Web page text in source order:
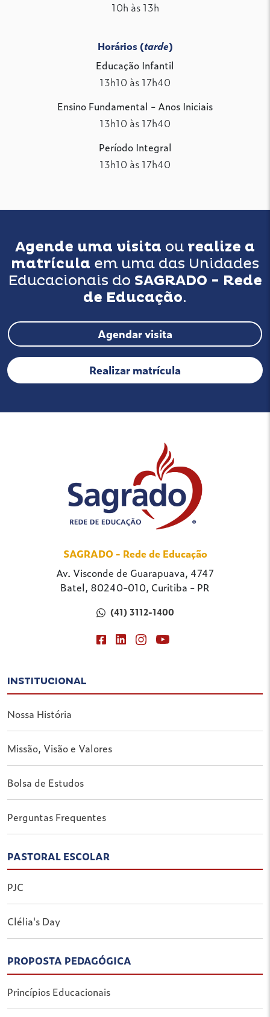
10h às 13h
Horários (tarde)
Educação Infantil
13h10 às 17h40
Ensino Fundamental - Anos Iniciais
13h10 às 17h40
Período Integral
13h10 às 17h40
Agende uma visita ou realize a
matrícula em uma das Unidades
Educacionais do SAGRADO - Rede
de Educação.
Agendar visita
Realizar matrícula
SAGRADO - Rede de Educação
Av. Visconde de Guarapuava, 4747
Batel, 80240-010, Curitiba - PR
(41) 3112-1400
INSTITUCIONAL
Nossa História
Missão, Visão e Valores
Bolsa de Estudos
Perguntas Frequentes
PASTORAL ESCOLAR
PJC
Clélia's Day
PROPOSTA PEDAGÓGICA
Princípios Educacionais